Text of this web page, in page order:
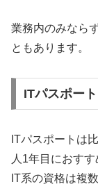
業務内のみなら
ともあります。
ITパスポート
ITパスポートは
人1年目におすす
IT系の資格は複